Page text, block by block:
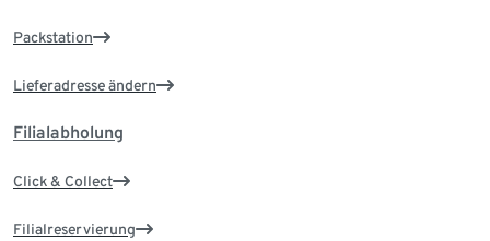
Packstation
Lieferadresse ändern
Filialabholung
Click & Collect
Filialreservierung